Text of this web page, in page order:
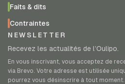
Faits & dits
Contraintes
NEWSLETTER
Recevez les actualités de l’Oulipo.
En vous inscrivant, vous acceptez de
via Brevo. Votre adresse est utilisée
pourrez vous désinscrire à tout moment.